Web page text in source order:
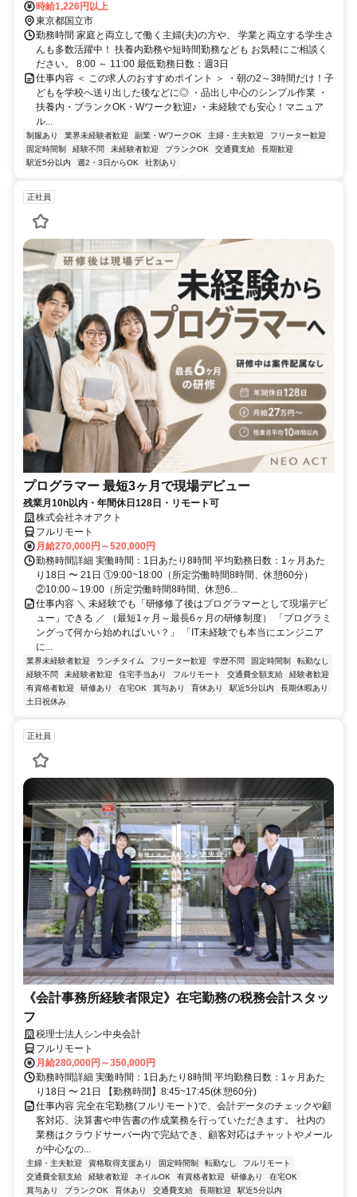
約20分、ＪＲ中央本線 国立南口徒歩約26分
時給1,226円以上
東京都国立市
勤務時間 家庭と両立して働く主婦(夫)の方や、 学業と両立する学生さ
んも多数活躍中！ 扶養内勤務や短時間勤務なども お気軽にご相談く
ださい。 8:00 ～ 11:00 最低勤務日数：週3日
仕事内容 ＜ この求人のおすすめポイント ＞ ・朝の2～3時間だけ！子
どもを学校へ送り出した後などに◎ ・品出し中心のシンプル作業 ・
扶養内・ブランクOK・Wワーク歓迎♪ ・未経験でも安心！マニュア
ル...
制服あり 業界未経験者歓迎 副業・WワークOK 主婦・主夫歓迎
フリーター歓迎
固定時間制
経験不問 未経験者歓迎 ブランクOK 交通費支給
長期歓迎
駅近5分以内
週2・3日からOK 社割あり
正社員
プログラマー 最短3ヶ月で現場デビュー
残業月10h以内・年間休日128日・リモート可
株式会社ネオアクト
フルリモート
月給270,000円～520,000円
勤務時間詳細 実働時間：1日あたり8時間 平均勤務日数：1ヶ月あた
り18日 〜 21日 ①9:00~18:00（所定労働時間8時間、休憩60分）
②10:00～19:00（所定労働時間8時間、休憩6...
仕事内容 ＼ 未経験でも「研修修了後はプログラマーとして現場デビ
ュー」できる ／ （最短1ヶ月～最長6ヶ月の研修制度） 「プログラミ
ングって何から始めればいい？」 「IT未経験でも本当にエンジニア
に...
業界未経験者歓迎 ランチタイム フリーター歓迎 学歴不問 固定時間制
転勤なし
経験不問
未経験者歓迎 住宅手当あり フルリモート 交通費全額支給
経験者歓迎
有資格者歓迎
研修あり 在宅OK 賞与あり 育休あり 駅近5分以内
長期休暇あり
土日祝休み
正社員
《会計事務所経験者限定》在宅勤務の税務会計スタッ
フ
税理士法人シン中央会計
フルリモート
月給280,000円～350,000円
勤務時間詳細 実働時間：1日あたり8時間 平均勤務日数：1ヶ月あた
り18日 〜 21日 【勤務時間】8:45~17:45(休憩60分)
仕事内容 完全在宅勤務(フルリモート)で、会計データのチェックや顧
客対応、決算書や申告書の作成業務を行っていただきます。 社内の
業務はクラウドサーバー内で完結でき、顧客対応はチャットやメール
が中心なの...
主婦・主夫歓迎 資格取得支援あり 固定時間制 転勤なし
フルリモート
交通費全額支給
経験者歓迎 ネイルOK 有資格者歓迎 研修あり
在宅OK
賞与あり
ブランクOK 育休あり 交通費支給 長期歓迎
駅近5分以内